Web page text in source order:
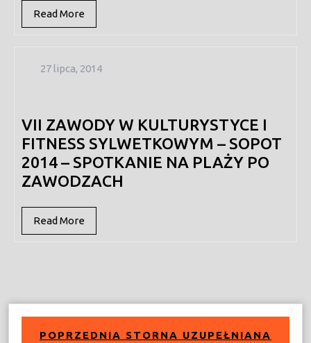
Read More
More
27 lipca, 201427
VII ZAWODY W KULTURYSTYCE I
FITNESS SYLWETKOWYM – SOPOT
2014 – SPOTKANIE NA PLAŻY PO
ZAWODZACH
Read More
More
POPRZEDNIA STORNA UZUPEŁNIANA